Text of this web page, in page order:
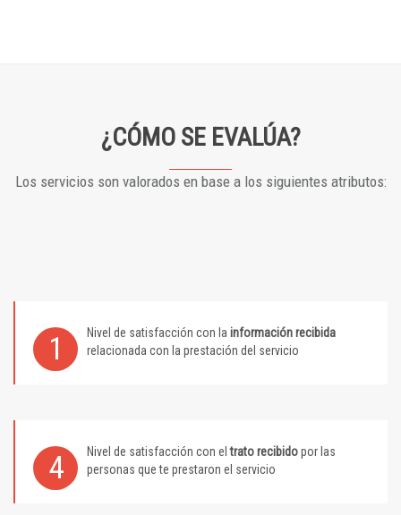
¿CÓMO SE EVALÚA?
Los servicios son valorados en base a los siguientes atributos:
1 Nivel de satisfacción con la información recibida
relacionada con la prestación del servicio
4 Nivel de satisfacción con eltrato recibidopor las
personas que te prestaron el servicio